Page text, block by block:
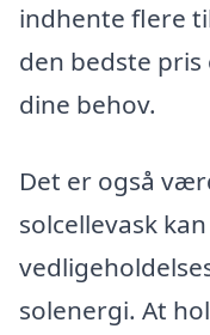
indhente flere
den bedste pris
dine behov.
Det er også
solcellevask
solenergi. At